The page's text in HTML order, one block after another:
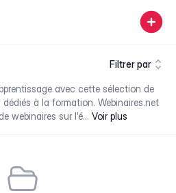
Filtrer par
avec cette sélection de
à la formation. Webinaires.net
webinaires sur l’é... Voir plus